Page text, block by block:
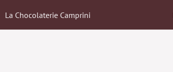
La Chocolaterie Camprini